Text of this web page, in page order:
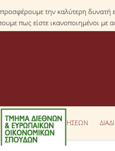
την καλύτερη δυνατή
πως είστε ικανοποιημένοι
ΕΝΤΥΠΑ ΑΙΤΗΣΕΩΝ